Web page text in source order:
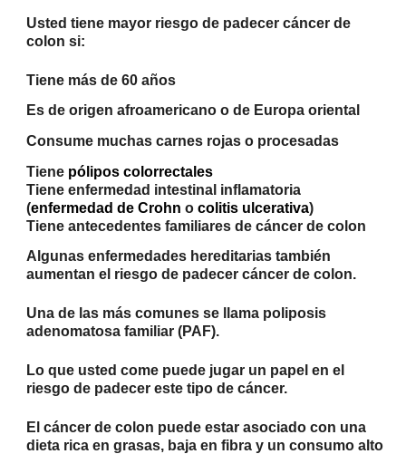
Usted tiene mayor riesgo de padecer cáncer de
colon si:
Tiene más de 60 años
Es de origen afroamericano o de Europa oriental
Consume muchas carnes rojas o procesadas
Tiene pólipos colorrectales
Tiene enfermedad intestinal inflamatoria
(enfermedad de Crohn o colitis ulcerativa)
Tiene antecedentes familiares de cáncer de colon
Algunas enfermedades hereditarias también
aumentan el riesgo de padecer cáncer de colon.
Una de las más comunes se llama poliposis
adenomatosa familiar (PAF).
Lo que usted come puede jugar un papel en el
riesgo de padecer este tipo de cáncer.
El cáncer de colon puede estar asociado con una
dieta rica en grasas, baja en fibra y un consumo alto